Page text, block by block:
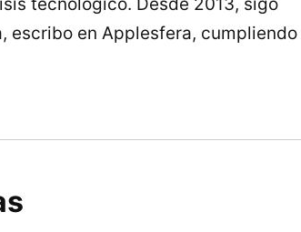
escribo en Applesfera, cumpliendo